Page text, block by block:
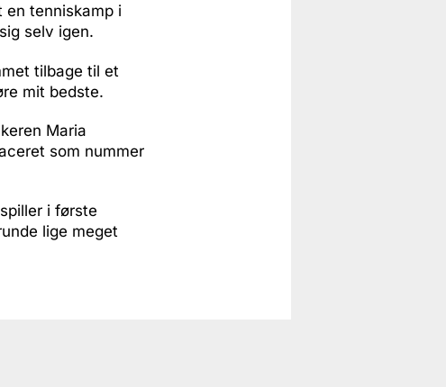
en tenniskamp i
selv igen.
tilbage til et
mit bedste.
Maria
som nummer
i første
lige meget